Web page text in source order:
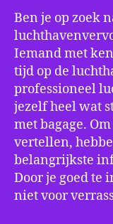
Ben je op zoek
Iemand met
tijd op de
professioneel
jezelf heel wat
met bagage.
vertellen,
belangrijkste
Door je goed te
niet voor